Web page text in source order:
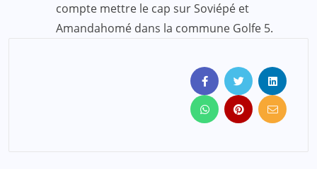
compte mettre le cap sur Soviépé et
Amandahomé dans la commune Golfe 5.